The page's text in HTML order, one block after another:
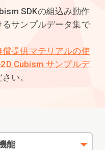
SDKの組込み動作
サンプルデータ集で
償提供マテリアルの使
Cubism サンプルデ
い。
能